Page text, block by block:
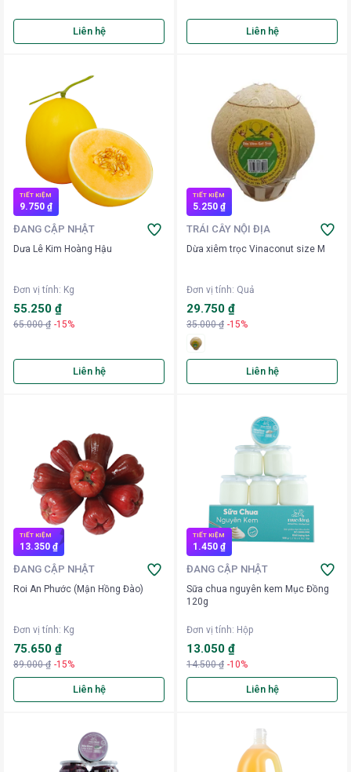
Liên hệ Liên hệ
TIẾT KIỆM
9.750 ₫
ĐANG CẬP NHẬT
Dưa Lê Kim Hoàng Hậu
Đơn vị tính: Kg
55.250 ₫
65.000 ₫ -15%
Liên hệ
TIẾT KIỆM
5.250 ₫
TRÁI CÂY NỘI ĐỊA
Dừa xiêm trọc Vinaconut size M
Đơn vị tính: Quả
29.750 ₫
35.000 ₫ -15%
Liên hệ
TIẾT KIỆM
13.350 ₫
ĐANG CẬP NHẬT
Roi An Phước (Mận Hồng Đào)
Đơn vị tính: Kg
75.650 ₫
89.000 ₫ -15%
Liên hệ
TIẾT KIỆM
1.450 ₫
ĐANG CẬP NHẬT
Sữa chua nguyên kem Mục Đồng
120g
Đơn vị tính: Hộp
13.050 ₫
14.500 ₫ -10%
Liên hệ